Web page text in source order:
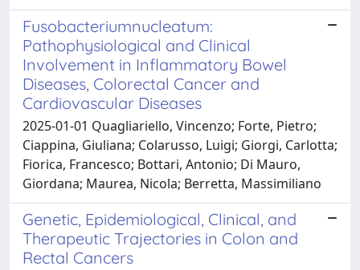
Fusobacteriumnucleatum:
Pathophysiological and Clinical
Involvement in Inflammatory Bowel
Diseases, Colorectal Cancer and
Cardiovascular Diseases
2025-01-01 Quagliariello, Vincenzo; Forte, Pietro;
Ciappina, Giuliana; Colarusso, Luigi; Giorgi, Carlotta;
Fiorica, Francesco; Bottari, Antonio; Di Mauro,
Giordana; Maurea, Nicola; Berretta, Massimiliano
Genetic, Epidemiological, Clinical, and
Therapeutic Trajectories in Colon and
Rectal Cancers